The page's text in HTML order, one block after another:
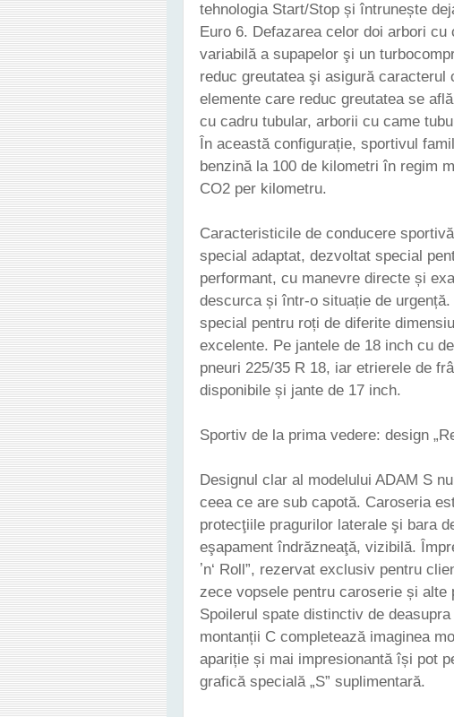
tehnologia Start/Stop și întrunește
Euro 6. Defazarea celor doi arbori
variabilă a supapelor şi un
reduc greutatea şi asigură caracterul
elemente care reduc greutatea se
cu cadru tubular, arborii cu came
În această configurație, sportivul
benzină la 100 de kilometri în regim
CO2 per kilometru.
Caracteristicile de conducere
special adaptat, dezvoltat special
performant, cu manevre directe și
descurca și într-o situație de
special pentru roți de diferite
excelente. Pe jantele de 18 inch cu
pneuri 225/35 R 18, iar etrierele de
disponibile și jante de 17 inch.
Sportiv de la prima vedere: design
Designul clar al modelului ADAM S
ceea ce are sub capotă. Caroseria
protecţiile pragurilor laterale şi bara
eşapament îndrăzneaţă, vizibilă.
ʼn‘ Roll”, rezervat exclusiv pentru
zece vopsele pentru caroserie și alte
Spoilerul spate distinctiv de
montanții C completează imaginea
apariție și mai impresionantă își pot
grafică specială „S” suplimentară.